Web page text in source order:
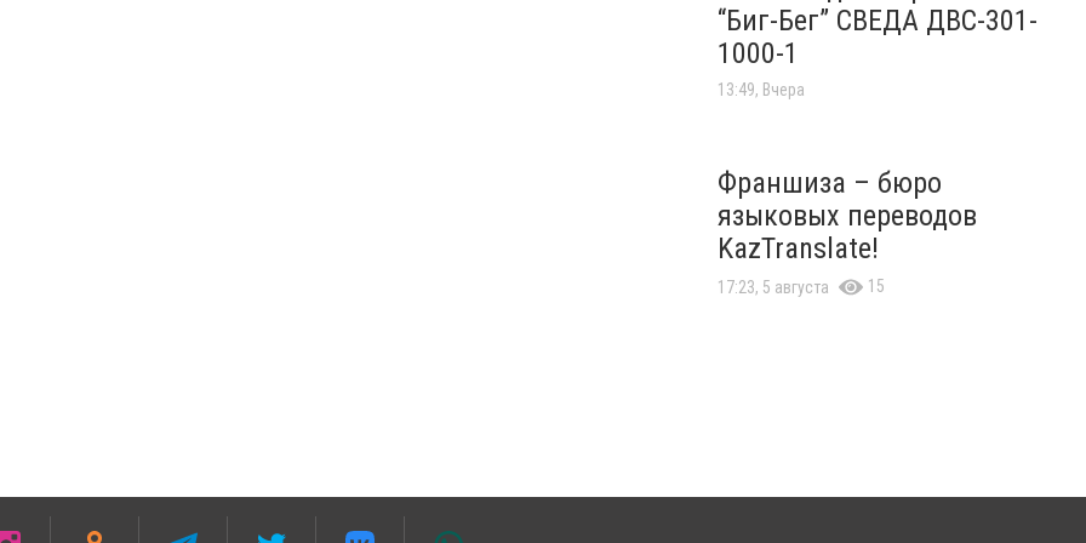
“Биг-Бег” СВЕДА ДВС-301-
1000-1
13:49, Вчера
Франшиза – бюро
языковых переводов
KazTranslate!
17:23, 5 августа 15